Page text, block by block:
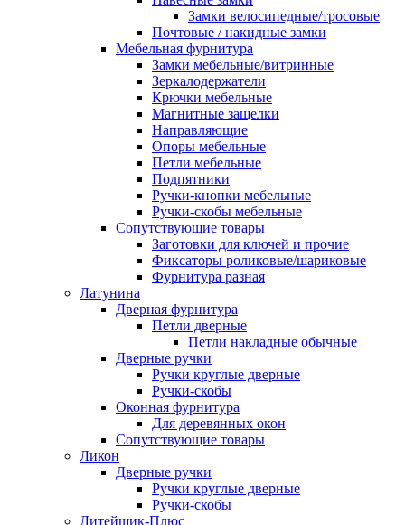
Замки велосипедные/тросовые
Почтовые / накидные замки
Мебельная фурнитура
Замки мебельные/витринные
Зеркалодержатели
Крючки мебельные
Магнитные защелки
Направляющие
Опоры мебельные
Петли мебельные
Подпятники
Ручки-кнопки мебельные
Ручки-скобы мебельные
Сопутствующие товары
Заготовки для ключей и прочие
Фиксаторы роликовые/шариковые
Фурнитура разная
Латунина
Дверная фурнитура
Петли дверные
Петли накладные обычные
Дверные ручки
Ручки круглые дверные
Ручки-скобы
Оконная фурнитура
Для деревянных окон
Сопутствующие товары
Ликон
Дверные ручки
Ручки круглые дверные
Ручки-скобы
Литейщик-Плюс